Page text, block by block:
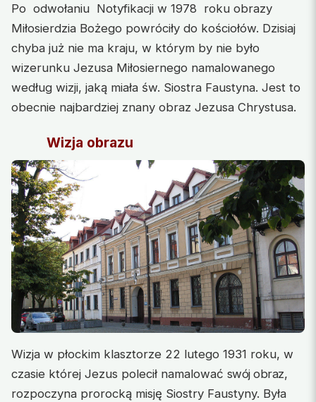
Po odwołaniu Notyfikacji w 1978 roku obrazy
Miłosierdzia Bożego powróciły do kościołów. Dzisiaj
chyba już nie ma kraju, w którym by nie było
wizerunku Jezusa Miłosiernego namalowanego
według wizji, jaką miała św. Siostra Faustyna. Jest to
obecnie najbardziej znany obraz Jezusa Chrystusa.
Wizja obrazu
Wizja w płockim klasztorze 22 lutego 1931 roku, w
czasie której Jezus polecił namalować swój obraz,
rozpoczyna prorocką misję Siostry Faustyny. Była